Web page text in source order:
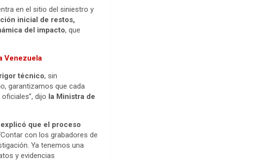
en el sitio del siniestro y
inicial de restos,
del impacto, que
Venezuela
técnico, sin
garantizamos que cada
dijo la Ministra de
que el proceso
con los grabadores de
Ya tenemos una
y evidencias